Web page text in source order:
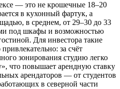
— это не крошечные 18–20
в кухонный фартук, а
в среднем, от 29–30 до 33
под шкафы и возможностью
Для инвестора такие
за счёт
зонирования студию легко
что повышает арендную ставку
арендаторов — от студентов
в северной части